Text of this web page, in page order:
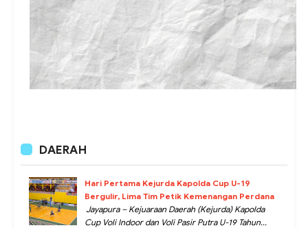
DAERAH
Hari Pertama Kejurda Kapolda Cup U-19
Bergulir, Lima Tim Petik Kemenangan Perdana
Jayapura – Kejuaraan Daerah (Kejurda) Kapolda
Cup Voli Indoor dan Voli Pasir Putra U-19 Tahun...